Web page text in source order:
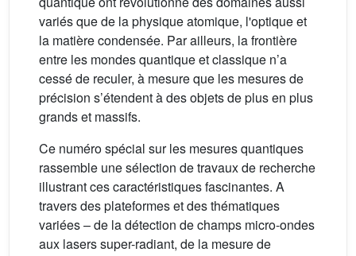
variés que de la physique atomique, l'optique et
la matière condensée. Par ailleurs, la frontière
entre les mondes quantique et classique n’a
cessé de reculer, à mesure que les mesures de
précision s’étendent à des objets de plus en plus
grands et massifs.
Ce numéro spécial sur les mesures quantiques
rassemble une sélection de travaux de recherche
illustrant ces caractéristiques fascinantes. A
travers des plateformes et des thématiques
variées – de la détection de champs micro-ondes
aux lasers super-radiant, de la mesure de